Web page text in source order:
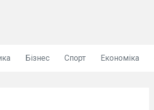
Бізнес Спорт Економіка